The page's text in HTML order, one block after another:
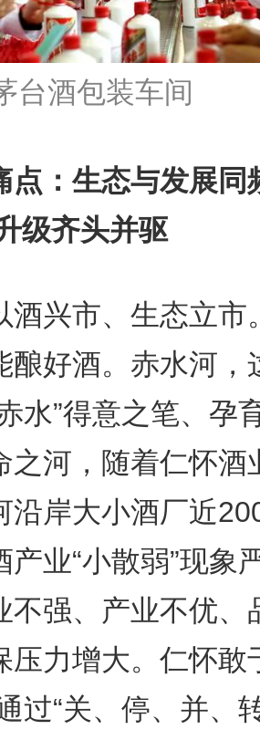
酒包装车间
点：生态与发展同
级齐头并驱
兴市、生态立市
酿好酒。赤水河，
水”得意之笔、孕
之河，随着仁怀酒
沿岸大小酒厂近
产业“小散弱”现象
不强、产业不优、
压力增大。仁怀敢
过“关、停、并、